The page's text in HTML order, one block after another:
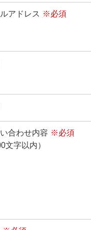
アドレス ※必須
合わせ内容 ※必須
文字以内）